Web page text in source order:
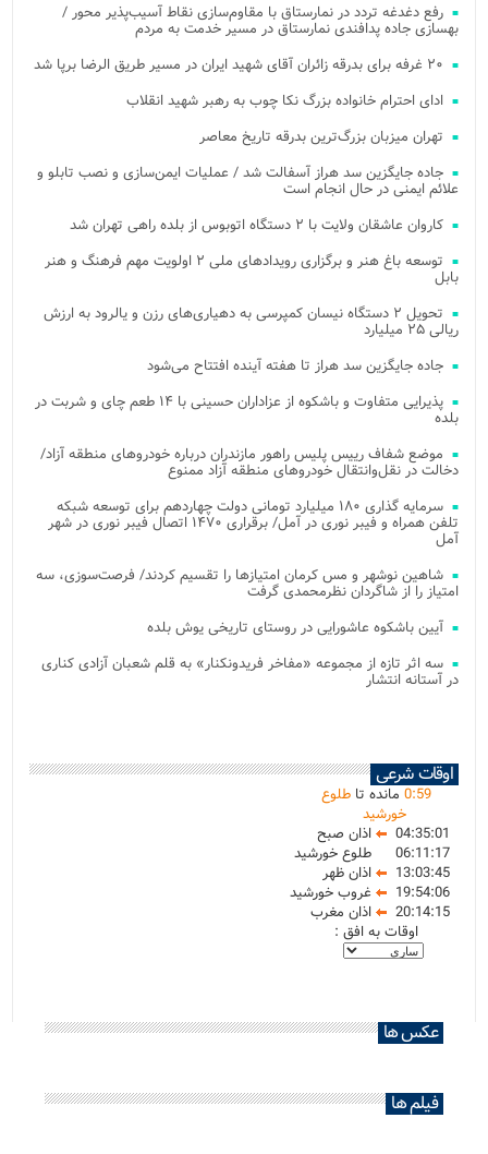
رفع دغدغه تردد در نمارستاق با مقاوم‌سازی نقاط آسیب‌پذیر محور /
بهسازی جاده پدافندی نمارستاق در مسیر خدمت به مردم
۲۰ غرفه برای بدرقه زائران آقای شهید ایران در مسیر طریق الرضا برپا شد
ادای احترام خانواده بزرگ نکا چوب به رهبر شهید انقلاب
تهران میزبان بزرگ‌ترین بدرقه تاریخ معاصر
جاده جایگزین سد هراز آسفالت شد / عملیات ایمن‌سازی و نصب تابلو و
علائم ایمنی در حال انجام است
کاروان عاشقان ولایت با ۲ دستگاه اتوبوس از بلده راهی تهران شد
توسعه باغ هنر و برگزاری رویدادهای ملی ۲ اولویت مهم فرهنگ و هنر
بابل
تحویل ۲ دستگاه نیسان کمپرسی به دهیاری‌های رزن و یالرود به ارزش
ریالی ۲۵ میلیارد
جاده جایگزین سد هراز تا هفته آینده افتتاح می‌شود
پذیرایی متفاوت و باشکوه از عزاداران حسینی با ۱۴ طعم چای و شربت در
بلده
موضع شفاف رییس پلیس راهور مازندران درباره خودروهای منطقه آزاد/
دخالت در نقل‌وانتقال خودروهای منطقه آزاد ممنوع
سرمایه گذاری ۱۸۰ میلیارد تومانی دولت چهاردهم برای توسعه شبکه
تلفن همراه و فیبر نوری در آمل/ برقراری ۱۴۷۰ اتصال فیبر نوری در شهر
آمل
شاهین نوشهر و مس کرمان امتیازها را تقسیم کردند/ فرصت‌سوزی، سه
امتیاز را از شاگردان نظرمحمدی گرفت
آیین باشکوه عاشورایی در روستای تاریخی یوش بلده
سه اثر تازه از مجموعه «مفاخر فریدونکنار» به قلم شعبان آزادی کناری
در آستانه انتشار
اوقات شرعی
0:59 مانده تاطلوع
خورشید
04:35:01
اذان صبح
06:11:17
طلوع خورشید
13:03:45
اذان ظهر
19:54:06
غروب خورشید
20:14:15
اذان مغرب
اوقات به افق :
عکس ها
فیلم ها